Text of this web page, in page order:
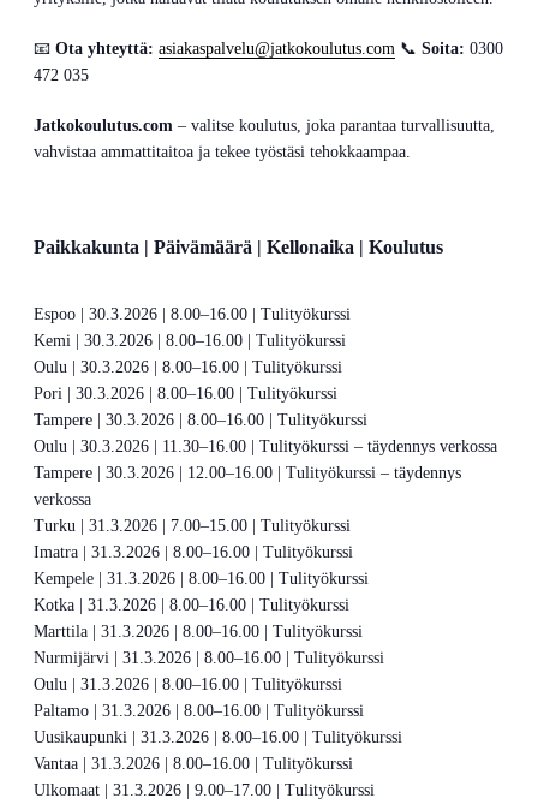
📧 Ota yhteyttä: asiakaspalvelu@jatkokoulutus.com 📞 Soita: 0300
472 035
Jatkokoulutus.com – valitse koulutus, joka parantaa turvallisuutta,
vahvistaa ammattitaitoa ja tekee työstäsi tehokkaampaa.
Paikkakunta | Päivämäärä | Kellonaika | Koulutus
Espoo | 30.3.2026 | 8.00–16.00 | Tulityökurssi
Kemi | 30.3.2026 | 8.00–16.00 | Tulityökurssi
Oulu | 30.3.2026 | 8.00–16.00 | Tulityökurssi
Pori | 30.3.2026 | 8.00–16.00 | Tulityökurssi
Tampere | 30.3.2026 | 8.00–16.00 | Tulityökurssi
Oulu | 30.3.2026 | 11.30–16.00 | Tulityökurssi – täydennys verkossa
Tampere | 30.3.2026 | 12.00–16.00 | Tulityökurssi – täydennys
verkossa
Turku | 31.3.2026 | 7.00–15.00 | Tulityökurssi
Imatra | 31.3.2026 | 8.00–16.00 | Tulityökurssi
Kempele | 31.3.2026 | 8.00–16.00 | Tulityökurssi
Kotka | 31.3.2026 | 8.00–16.00 | Tulityökurssi
Marttila | 31.3.2026 | 8.00–16.00 | Tulityökurssi
Nurmijärvi | 31.3.2026 | 8.00–16.00 | Tulityökurssi
Oulu | 31.3.2026 | 8.00–16.00 | Tulityökurssi
Paltamo | 31.3.2026 | 8.00–16.00 | Tulityökurssi
Uusikaupunki | 31.3.2026 | 8.00–16.00 | Tulityökurssi
Vantaa | 31.3.2026 | 8.00–16.00 | Tulityökurssi
Ulkomaat | 31.3.2026 | 9.00–17.00 | Tulityökurssi